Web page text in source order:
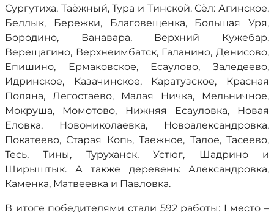
Сургутиха, Таёжный, Тура и Тинской. Сёл: Агинское,
Беллык, Бережки, Благовещенка, Большая Уря,
Бородино, Ванавара, Верхний Кужебар,
Верещагино, Верхнеимбатск, Галанино, Денисово,
Епишино, Ермаковское, Есаулово, Заледеево,
Идринское, Казачинское, Каратузское, Красная
Поляна, Легостаево, Малая Ничка, Мельничное,
Мокруша, Момотово, Нижняя Есауловка, Новая
Еловка, Новониколаевка, Новоалександровка,
Покатеево, Старая Копь, Таежное, Талое, Тасеево,
Тесь, Тины, Туруханск, Устюг, Шадрино и
Ширыштык. А также деревень: Александровка,
Каменка, Матвеевка и Павловка.
В итоге победителями стали 592 работы: I место –